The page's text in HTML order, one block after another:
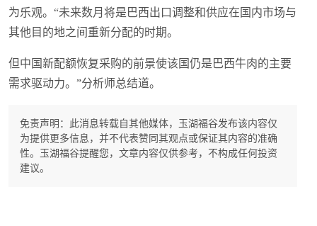
为乐观。“未来数月将是巴西出口调整和供应在国内市场与
其他目的地之间重新分配的时期。
但中国新配额恢复采购的前景使该国仍是巴西牛肉的主要
需求驱动力。”分析师总结道。
免责声明：此消息转载自其他媒体，玉湖福谷发布该内容仅
为提供更多信息，并不代表赞同其观点或保证其内容的准确
性。玉湖福谷提醒您，文章内容仅供参考，不构成任何投资
建议。